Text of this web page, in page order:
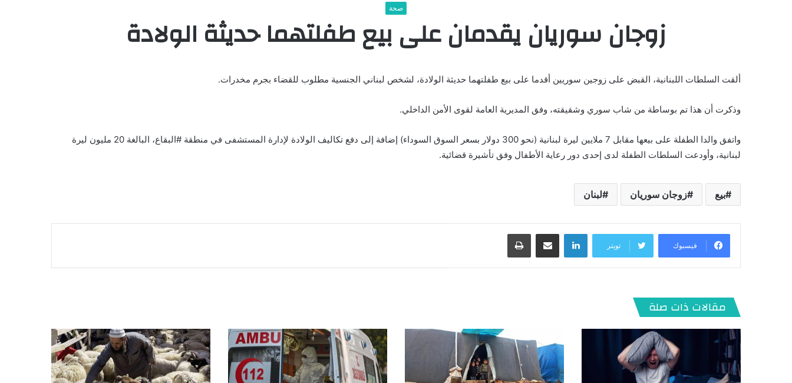
صحة
زوجان سوريان يقدمان على بيع طفلتهما حديثة الولادة
ألقت السلطات اللبنانية، القبض على زوجين سوريين أقدما على بيع طفلتهما حديثة الولادة، لشخص لبناني الجنسية مطلوب للقضاء بجرم مخدرات.
وذكرت أن هذا تم بوساطة من شاب سوري وشقيقته، وفق المديرية العامة لقوى الأمن الداخلي.
واتفق والدا الطفلة على بيعها مقابل 7 ملايين ليرة لبنانية (نحو 300 دولار بسعر السوق السوداء) إضافة إلى دفع تكاليف الولادة لإدارة المستشفى في منطقة #البقاع، البالغة 20 مليون ليرة
لبنانية، وأودعت السلطات الطفلة لدى إحدى دور رعاية الأطفال وفق تأشيرة قضائية.
بيع زوجان سوريان لبنان
فيسبوك تويتر
لينكدإن
مقالات ذات صلة